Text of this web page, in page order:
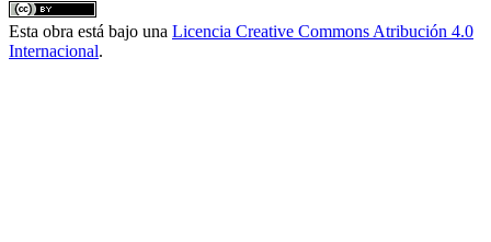
Esta obra está bajo una Licencia Creative Commons Atribución 4.0
Internacional.